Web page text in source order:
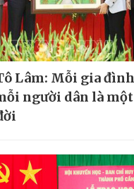
Lâm: Mỗi gia
người dân là